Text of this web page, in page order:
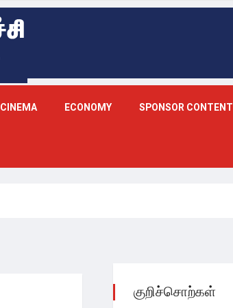
CINEMA ECONOMY SPONSOR CONTENT
குறிச்சொற்கள்